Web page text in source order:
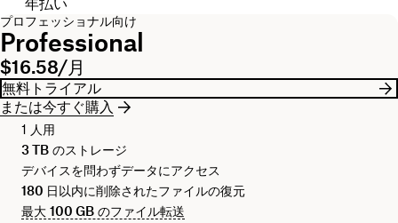
年払い
プロフェッショナル向け
Professional
$16.58/月
無料トライアル
または今すぐ購入
1 人用
3 TB のストレージ
デバイスを問わずデータにアクセス
180 日以内に削除されたファイルの復元
最大 100 GB のファイル転送